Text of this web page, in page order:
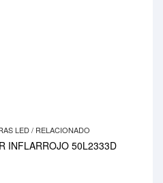
LED / RELACIONADO
INFLARROJO 50L2333D